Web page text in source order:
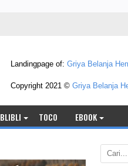
Landingpage of: Griya Belanja
Copyright 2021 © Griya Belanja
BLIBLI TOCO EBOOK